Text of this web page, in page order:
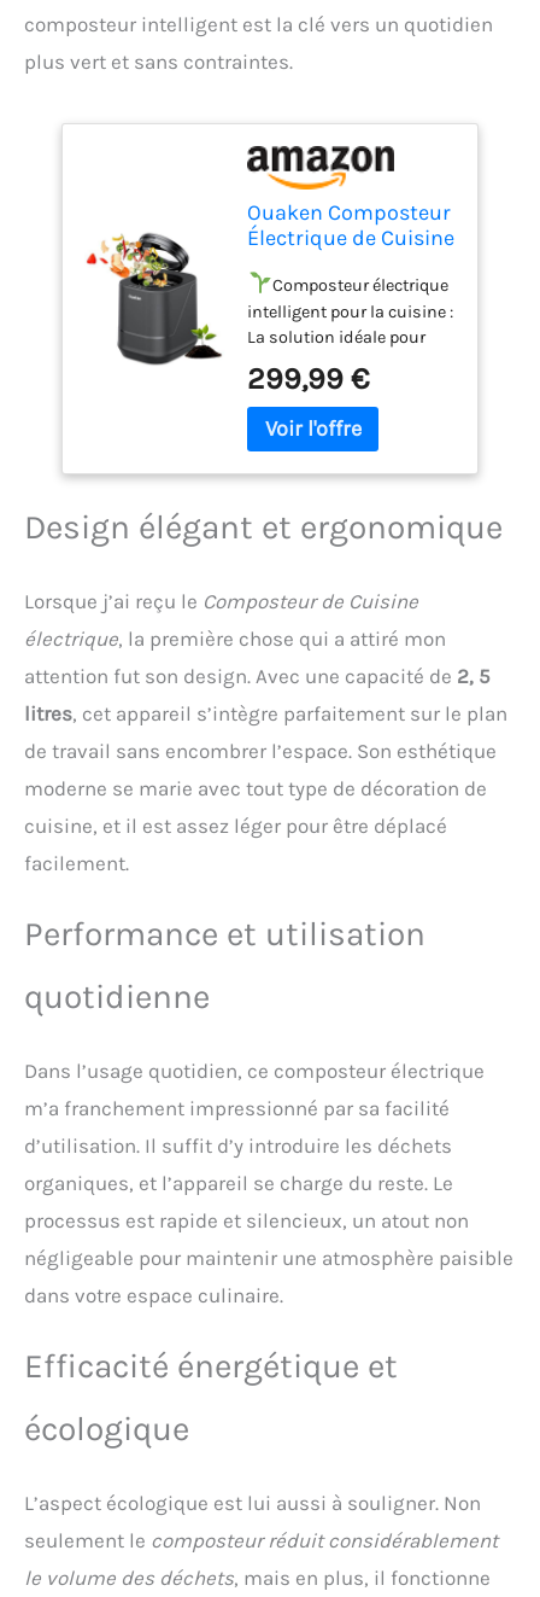
composteur intelligent est la clé vers un quotidien
plus vert et sans contraintes.
Ouaken Composteur
Électrique de Cuisine
Composteur électrique
intelligent pour la cuisine :
La solution idéale pour
alimentaires et déchets en
engrais naturel riche en
nutriments ! Le
permet de réduire vos
déchets, diminuer les
limiter votre empreinte
carbone tout en
enrichissant durablement
votre jardin.
Réduction
efficace des déchets :
Grâce au séchage haute
température, au broyage et
au refroidissement, ce
composteur domestique
réduit le volume des
couple élevé traitent
facilement la plupart des
Compostage sans odeur :
Le composteur d’intérieur
Ouaken est équipé d’un
filtre à charbon actif
grande capacité qui
neutralise efficacement
les odeurs pendant tout le
processus, gardant votre
offre une durée
recommandée pouvant
aller jusqu’à 5 mois pour
format compact : Avec une
capacité de 4L, ce
convient parfaitement aux
299,99 €
Design élégant et ergonomique
Lorsque j’ai reçu le Composteur de Cuisine
électrique, la première chose qui a attiré mon
attention fut son design. Avec une capacité de 2, 5
litres, cet appareil s’intègre parfaitement sur le plan
de travail sans encombrer l’espace. Son esthétique
moderne se marie avec tout type de décoration de
cuisine, et il est assez léger pour être déplacé
facilement.
Performance et utilisation
quotidienne
Dans l’usage quotidien, ce composteur électrique
m’a franchement impressionné par sa facilité
d’utilisation. Il suffit d’y introduire les déchets
organiques, et l’appareil se charge du reste. Le
processus est rapide et silencieux, un atout non
négligeable pour maintenir une atmosphère paisible
dans votre espace culinaire.
Efficacité énergétique et
écologique
L’aspect écologique est lui aussi à souligner. Non
seulement le composteur réduit considérablement
le volume des déchets, mais en plus, il fonctionne